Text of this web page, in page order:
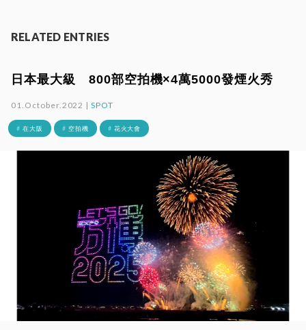
RELATED ENTRIES
日本最大級 800部空拍機×4萬5000發煙火秀
01.October.2022 |SPOT
# 在大阪 # 空拍機 # 花火大會